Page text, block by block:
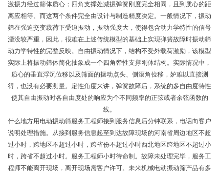
激振力经过筛体质心；四角支撑处减振弹簧刚度完全相同，且到质心的距
离应相等。而这两个条件完全由设计与制造精度决定。一般情况下，振动
筛在强迫交变载荷下受迫振动，振动强度大，使得包含动力学特性的信号
湮没较严重，因此，很难在上述传统模型的基础上实现弹簧故障时振动筛
动力学特性的完整反映。自由振动情况下，结构不受外载荷激励，该模型
实际上将振动筛体简化抽象成一个四角弹性支撑刚体结构。实际情况中，
质心的垂直浮沉位移以及筛面的摆动点头、侧滚角位移，妒难以直接测
得，也没有必要测量。定性角度来讲，弹簧故障后，系统的多自由度特性
使其自由振动时各自由度处的响应为个不同频率的正弦或者余弦函数的
线。
什么地方用电动振动筛服务工程师接到服务信息后分钟联系，电话向客户
说明处理措施。从接到服务信息起至到达故障现场的河南省周边地区不超
过小时，跨地区不超过小时，跨省份不超过小时西北地区跨地区不超过小
时，跨省不超过小时。服务工程师小时待命制。故障未处理完毕，服务工
程师不能离开现场，离开现场需客户许可。未来机械电动振动筛产品有多